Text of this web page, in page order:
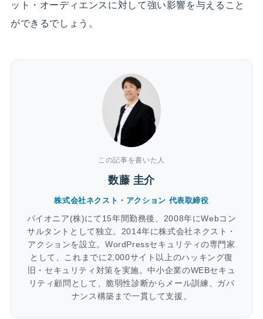
ット・オーディエンスに対して強い影響を与えること
ができるでしょう。
この記事を書いた人
数藤 圭介
株式会社ネクスト・アクション 代表取締役
パイオニア(株)にて15年間勤務後、2008年にWebコン
サルタントとして独立。2014年に株式会社ネクスト・
アクションを設立。WordPressセキュリティの専門家
として、これまでに2,000サイト以上のハッキング復
旧・セキュリティ対策を実施。中小企業のWEBセキュ
リティ顧問として、脆弱性診断からメール訓練、ガバ
ナンス構築まで一貫して支援。